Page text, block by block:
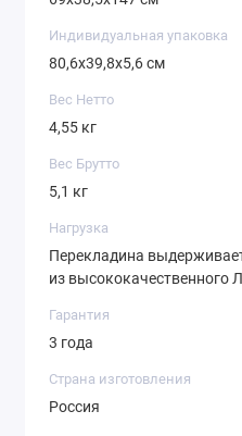
Индивидуальная упаковка
80,6х39,8х5,6 см
Вес Нетто
4,55 кг
Вес Брутто
5,1 кг
Нагрузка
Перекладина
из высококачественного
Гарантия
3 года
Страна изготовления
Россия